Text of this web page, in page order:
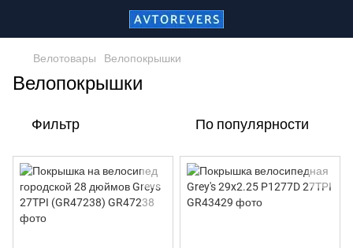
Велотовары Велопокрышки
Велопокрышки
Фильтр По популярности